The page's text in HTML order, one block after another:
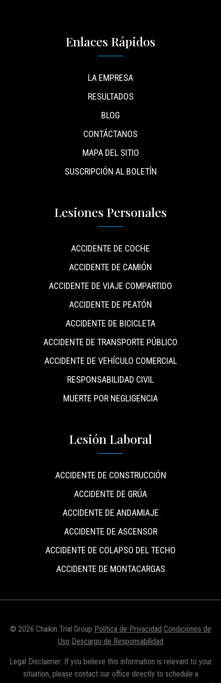
Enlaces Rápidos
LA EMPRESA
RESULTADOS
BLOG
CONTÁCTANOS
MAPA DEL SITIO
SUSCRIPCIÓN AL BOLETÍN
Lesiones Personales
ACCIDENTE DE COCHE
ACCIDENTE DE CAMIÓN
ACCIDENTE DE VIAJE COMPARTIDO
ACCIDENTE DE PEATÓN
ACCIDENTE DE BICICLETA
ACCIDENTE DE TRANSPORTE PÚBLICO
ACCIDENTE DE VEHÍCULO COMERCIAL
RESPONSABILIDAD CIVIL
MUERTE POR NEGLIGENCIA
Lesión Laboral
ACCIDENTE DE CONSTRUCCIÓN
ACCIDENTE DE GRÚA
ACCIDENTE DE ANDAMIAJE
ACCIDENTE DE ASCENSOR
ACCIDENTE DE COLAPSO DEL TECHO
ACCIDENTE DE MONTACARGAS
© 2026 Chaikin Trial Group Política de Privacidad Condiciones de
Uso Descargo de Responsabilidad
Legal Disclaimer: If you believe this information is relevant to your
situation, please contact our office directly to schedule a